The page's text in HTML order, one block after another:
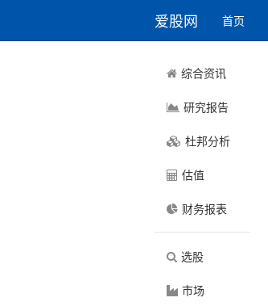
爱股网 首页
综合资讯
研究报告
杜邦分析
估值
财务报表
选股
市场